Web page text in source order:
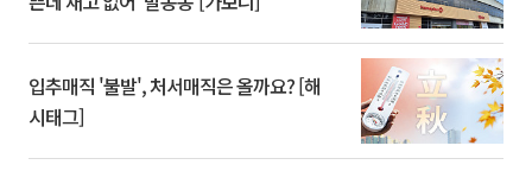
입추매직 '불발', 처서매직은 올까요? [해
시태그]